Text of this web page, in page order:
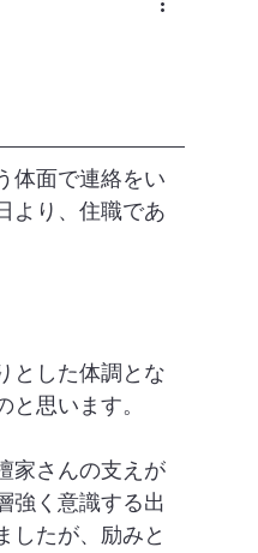
体面で連絡をい
より、住職であ
とした体調とな
思います。
家さんの支えが
強く意識する出
したが、励みと